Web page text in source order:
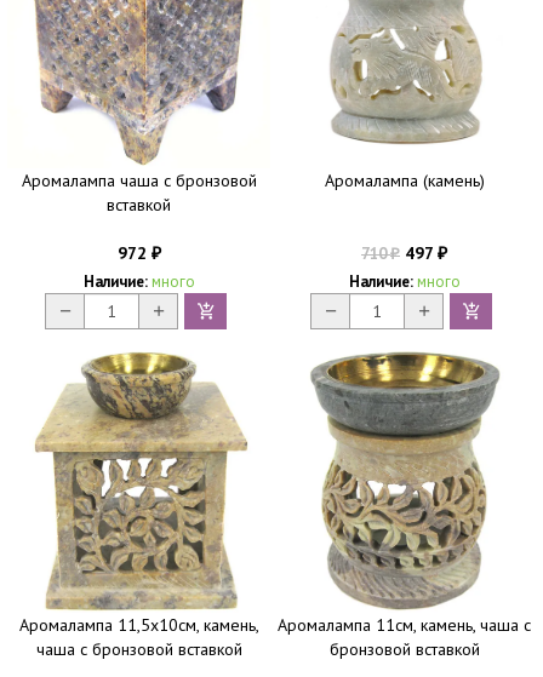
Аромалампа чаша с бронзовой
вставкой
972 ₽
Наличие: много
Аромалампа (камень)
710₽ 497 ₽
Наличие: много
Аромалампа 11,5х10см, камень,
чаша с бронзовой вставкой
Аромалампа 11см, камень, чаша с
бронзовой вставкой